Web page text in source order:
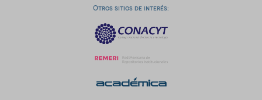
Otros sitios de interés: